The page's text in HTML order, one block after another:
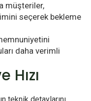
müşteriler,
seçerek bekleme
daha verimli
Hızı